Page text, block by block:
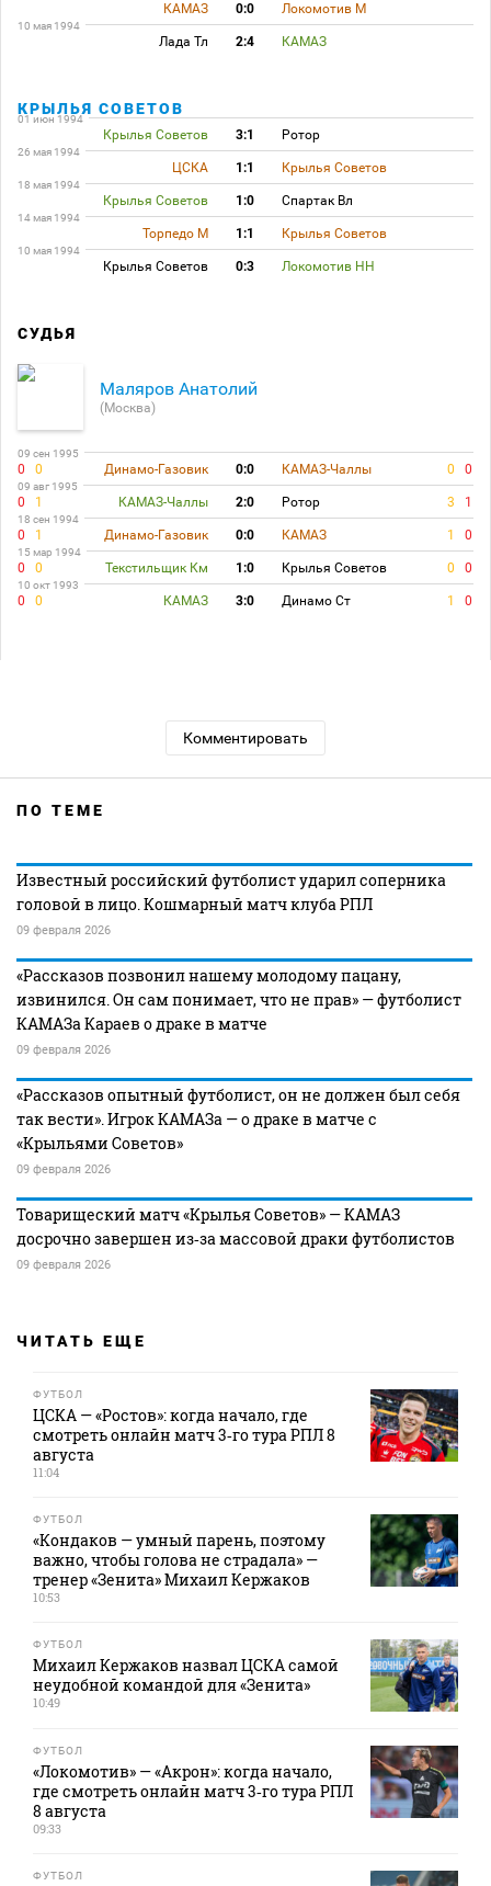
КАМАЗ 0:0 Локомотив М
10 мая 1994
Лада Тл 2:4 КАМАЗ
КРЫЛЬЯ СОВЕТОВ
01 июн 1994
Крылья Советов 3:1 Ротор
26 мая 1994
ЦСКА 1:1 Крылья Советов
18 мая 1994
Крылья Советов 1:0 Спартак Вл
14 мая 1994
Торпедо М 1:1 Крылья Советов
10 мая 1994
Крылья Советов 0:3 Локомотив НН
СУДЬЯ
Маляров Анатолий
(Москва)
09 сен 1995
0 0 Динамо-Газовик 0:0 КАМАЗ-Чаллы 0 0
09 авг 1995
0 1 КАМАЗ-Чаллы 2:0 Ротор 3 1
18 сен 1994
0 1 Динамо-Газовик 0:0 КАМАЗ 1 0
15 мар 1994
0 0 Текстильщик Км 1:0 Крылья Советов 0 0
10 окт 1993
0 0 КАМАЗ 3:0 Динамо Ст 1 0
Комментировать
ПО ТЕМЕ
Известный российский футболист ударил соперника
головой в лицо. Кошмарный матч клуба РПЛ
09 февраля 2026
«Рассказов позвонил нашему молодому пацану,
извинился. Он сам понимает, что не прав» — футболист
КАМАЗа Караев о драке в матче
09 февраля 2026
«Рассказов опытный футболист, он не должен был себя
так вести». Игрок КАМАЗа — о драке в матче с
«Крыльями Советов»
09 февраля 2026
Товарищеский матч «Крылья Советов» — КАМАЗ
досрочно завершен из‑за массовой драки футболистов
09 февраля 2026
ЧИТАТЬ ЕЩЕ
ФУТБОЛ
ЦСКА — «Ростов»: когда начало, где
смотреть онлайн матч 3‑го тура РПЛ 8
августа
11:04
ФУТБОЛ
«Кондаков — умный парень, поэтому
важно, чтобы голова не страдала» —
тренер «Зенита» Михаил Кержаков
10:53
ФУТБОЛ
Михаил Кержаков назвал ЦСКА самой
неудобной командой для «Зенита»
10:49
ФУТБОЛ
«Локомотив» — «Акрон»: когда начало,
где смотреть онлайн матч 3‑го тура РПЛ
8 августа
09:33
ФУТБОЛ